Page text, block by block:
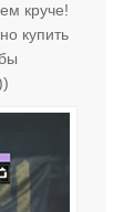
круче!
купить